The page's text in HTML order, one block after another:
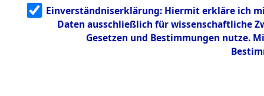
1.2.9.3
Effekten aus
dem KZ
Neuengamm Einen Kommentar
Einverständniserklärung: Hiermit erkläre ich
Daten ausschließlich für wissenschaftliche
Gesetzen und Bestimmungen nutze.